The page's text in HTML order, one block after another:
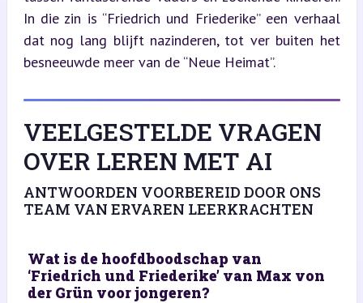
In die zin is “Friedrich und Friederike” een verhaal
dat nog lang blijft nazinderen, tot ver buiten het
besneeuwde meer van de “Neue Heimat”.
VEELGESTELDE VRAGEN
OVER LEREN MET AI
ANTWOORDEN VOORBEREID DOOR ONS
TEAM VAN ERVAREN LEERKRACHTEN
Wat is de hoofdboodschap van
‘Friedrich und Friederike’ van Max von
der Grün voor jongeren?